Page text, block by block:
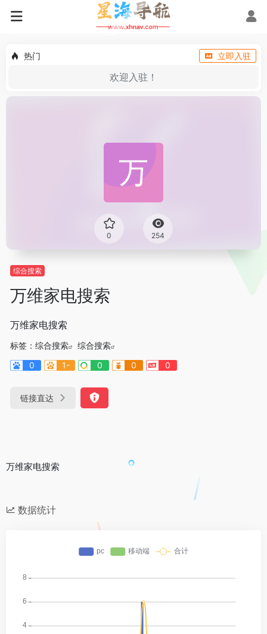
热门 立即入驻
欢迎入驻！
0 254
综合搜索
万维家电搜索
万维家电搜索
标签： 综合搜索
综合搜索
0
1- 0 0 0
链接直达
万维家电搜索
数据统计